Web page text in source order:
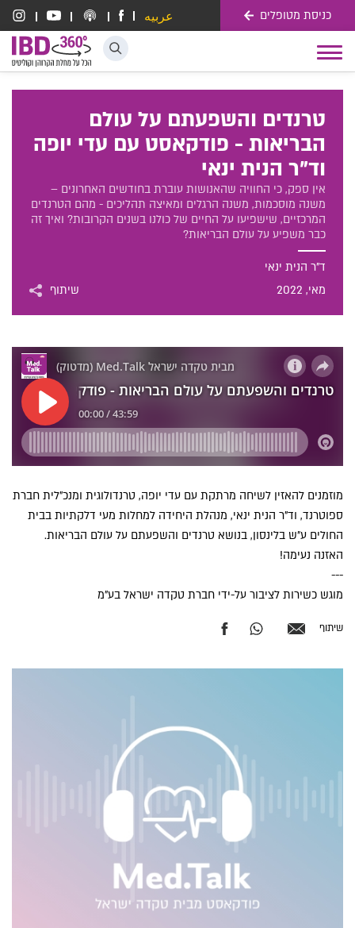
כניסת מטופלים
عربيه
דלג לתוכן
Toggle
navigation
טרנדים והשפעתם על עולם
הבריאות - פודקאסט עם עדי יופה
וד"ר הנית ינאי
אין ספק, כי החוויה שהאנושות עוברת בחודשים האחרונים –
משנה מוסכמות, משנה הרגלים ומאיצה תהליכים - מהם הטרנדים
המרכזיים, שישפיעו על החיים של כולנו בשנים הקרובות? ואיך זה
כבר משפיע על עולם הבריאות?
ד"ר הנית ינאי
מאי, 2022 שיתוף
מוזמנים להאזין לשיחה מרתקת עם עדי יופה, טרנדולוגית ומנכ"לית חברת
ספוטרנד, וד"ר הנית ינאי, מנהלת היחידה למחלות מעי דלקתיות בבית
החולים ע״ש בלינסון, בנושא טרנדים והשפעתם על עולם הבריאות.
האזנה נעימה!
---
מוגש כשירות לציבור על-ידי חברת טקדה ישראל בע"מ
שיתוף